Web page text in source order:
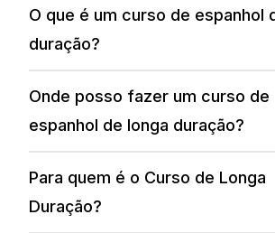
O que é um curso de espanhol
duração?
Onde posso fazer um curso de
espanhol de longa duração?
Para quem é o Curso de Longa
Duração?